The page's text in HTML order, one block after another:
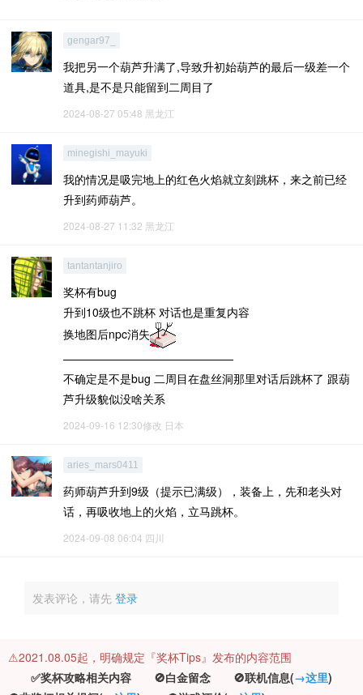
gengar97_
我把另一个葫芦升满了,导致升初始葫芦的最后一级差一个
道具,是不是只能留到二周目了
2024-08-27 05:48 黑龙江
minegishi_mayuki
我的情况是吸完地上的红色火焰就立刻跳杯，来之前已经
升到药师葫芦。
2024-08-27 11:32 黑龙江
tantantanjiro
奖杯有bug
升到10级也不跳杯 对话也是重复内容
换地图后npc消失
———————————————
不确定是不是bug 二周目在盘丝洞那里对话后跳杯了 跟葫
芦升级貌似没啥关系
2024-09-16 12:30修改 日本
aries_mars0411
药师葫芦升到9级（提示已满级），装备上，先和老头对
话，再吸收地上的火焰，立马跳杯。
2024-09-08 06:04 四川
发表评论，请先 登录
⚠️2021.08.05起，明确规定『奖杯Tips』发布的内容范围
✅奖杯攻略相关内容 🚫白金留念 🚫联机信息(→这里)